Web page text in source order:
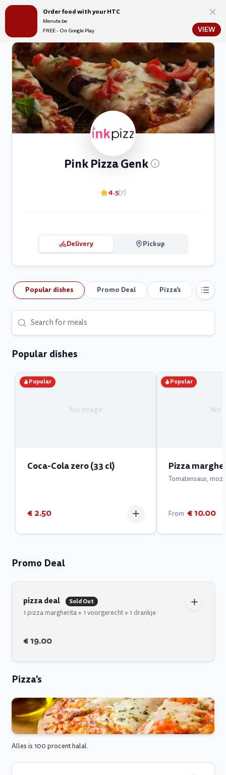
Order food with your HTC
Menute.be
FREE - On Google Play
VIEW
Menute.be
Pink Pizza Genk
4.5(7)
Delivery Pickup
Popular dishes Promo Deal Pizza's Junk
Popular dishes
Popular
No image
Coca-Cola zero (33 cl)
€ 2.50
Popular
No
Pizza
Tomatensaus,
From € 10.00
Promo Deal
pizza deal Sold Out
1 pizza margherita + 1 voorgerecht + 1 drankje
€ 19.00
Pizza's
Alles is 100 procent halal.